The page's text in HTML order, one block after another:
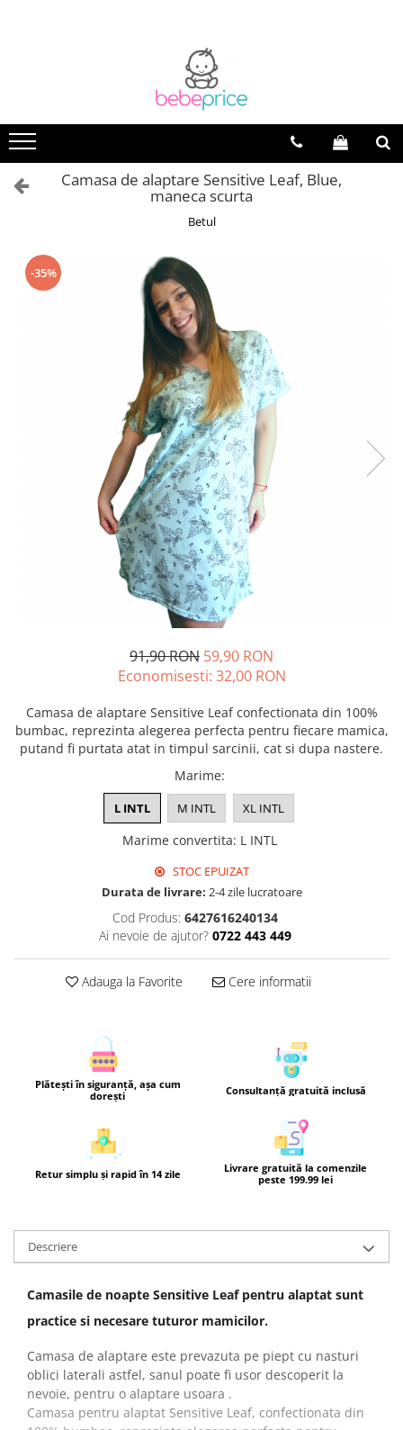
Camasa de alaptare Sensitive Leaf, Blue,
maneca scurta
Betul
-35%
91,90 RON 59,90 RON
Economisesti: 32,00 RON
Camasa de alaptare Sensitive Leaf confectionata din 100%
bumbac, reprezinta alegerea perfecta pentru fiecare mamica,
putand fi purtata atat in timpul sarcinii, cat si dupa nastere.
Marime:
L INTL M INTL XL INTL
Marime convertita: L INTL
STOC EPUIZAT
Durata de livrare: 2-4 zile lucratoare
Cod Produs: 6427616240134
Ai nevoie de ajutor? 0722 443 449
Adauga la Favorite Cere informatii
Plătești în siguranță, așa cum
dorești
Consultanță gratuită inclusă
Retur simplu și rapid în 14 zile
Livrare gratuită la comenzile
peste 199.99 lei
Descriere
Camasile de noapte Sensitive Leaf pentru alaptat sunt
practice si necesare tuturor mamicilor.
Camasa de alaptare este prevazuta pe piept cu nasturi
oblici laterali astfel, sanul poate fi usor descoperit la
nevoie, pentru o alaptare usoara .
Camasa pentru alaptat Sensitive Leaf, confectionata din